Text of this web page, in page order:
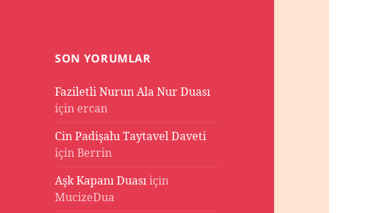
SON YORUMLAR
Faziletli Nurun Ala Nur Duası
için ercan
Cin Padişahı Taytavel Daveti
içinBerrin
Aşk Kapanı Duasıiçin
MucizeDua